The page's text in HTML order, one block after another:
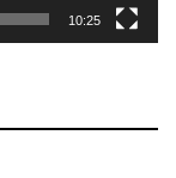
10:25